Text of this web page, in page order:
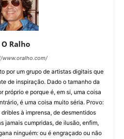
O Ralho
www.oralho.com/
por um grupo de artistas digitais que
de inspiração. Dado o tamanho da
próprio e porque é, em si, uma coisa
é uma coisa muito séria. Provo:
à imprensa, de desmentidos
jamais cumpridas, de ilusão, enfim,
ninguém: ou é engraçado ou não